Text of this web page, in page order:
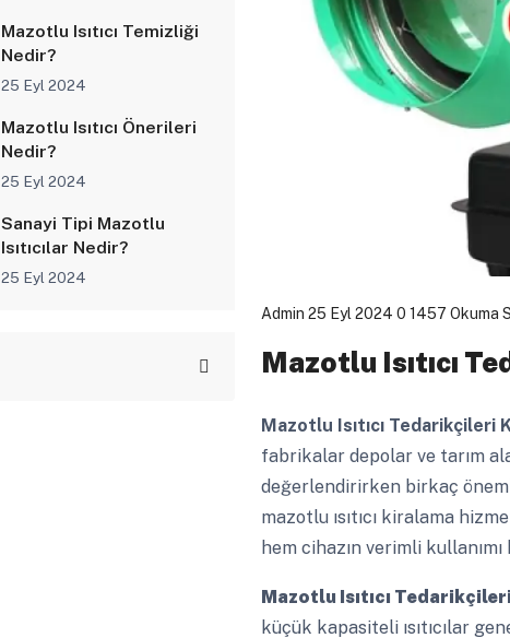
Mazotlu Isıtıcı Temizliği
Nedir?
25 Eyl 2024
Mazotlu Isıtıcı Önerileri
Nedir?
25 Eyl 2024
Sanayi Tipi Mazotlu
Isıtıcılar Nedir?
25 Eyl 2024
Admin 25 Eyl 2024 0 1457 Okuma
Mazotlu Isıtıcı
Mazotlu Isıtıcı Tedarikçileri
fabrikalar depolar ve tarım
değerlendirirken birkaç
mazotlu ısıtıcı kiralama
hem cihazın verimli
Mazotlu Isıtıcı Tedarikçileri
küçük kapasiteli ısıtıcılar